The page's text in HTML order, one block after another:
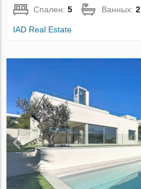
Спален:5 Ванных:2
IAD Real Estate